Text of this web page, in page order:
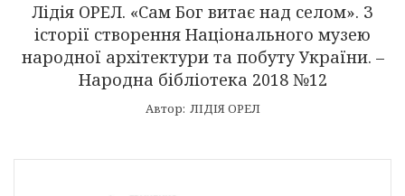
Лідія ОРЕЛ. «Сам Бог витає над селом». З
історії створення Національного музею
народної архітектури та побуту України. –
Народна бібліотека 2018 №12
Автор: ЛІДІЯ ОРЕЛ